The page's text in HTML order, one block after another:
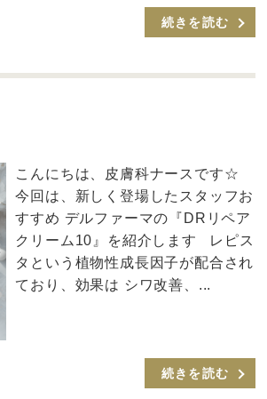
続きを読む
こんにちは、皮膚科ナースです☆
今回は、新しく登場したスタッフお
すすめ デルファーマの『DRリペア
クリーム10』を紹介します レピス
タという植物性成長因子が配合され
ており、効果は シワ改善、...
続きを読む